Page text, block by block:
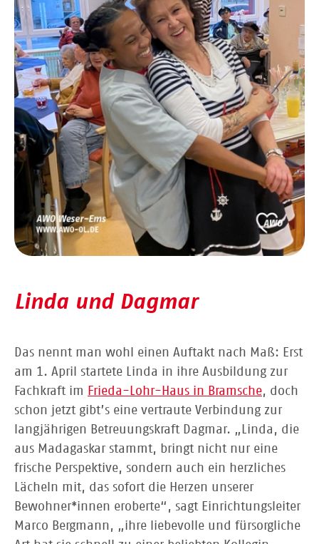
Linda und Dagmar
Das nennt man wohl einen Auftakt nach Maß: Erst
am 1. April startete Linda in ihre Ausbildung zur
Fachkraft im Frieda-Lohr-Haus in Bramsche, doch
schon jetzt gibt’s eine vertraute Verbindung zur
langjährigen Betreuungskraft Dagmar. „Linda, die
aus Madagaskar stammt, bringt nicht nur eine
frische Perspektive, sondern auch ein herzliches
Lächeln mit, das sofort die Herzen unserer
Bewohner*innen eroberte“, sagt Einrichtungsleiter
Marco Bergmann, „ihre liebevolle und fürsorgliche